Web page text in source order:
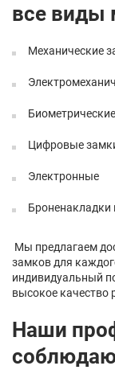
все виды
Механические
Биометрические
Цифровые
Электронные
Броненакладки
Мы предлагаем
замков для
индивидуальный
высокое качество
Наши